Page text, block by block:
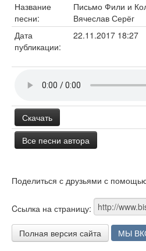
Название
песни:
Письмо Фили и
Вячеслав Серёг
Дата
публикации:
22.11.2017 18:27
Скачать
Все песни автора
Поделиться с друзьями с
Cсылка на страницу:
Полная версия сайта МЫ